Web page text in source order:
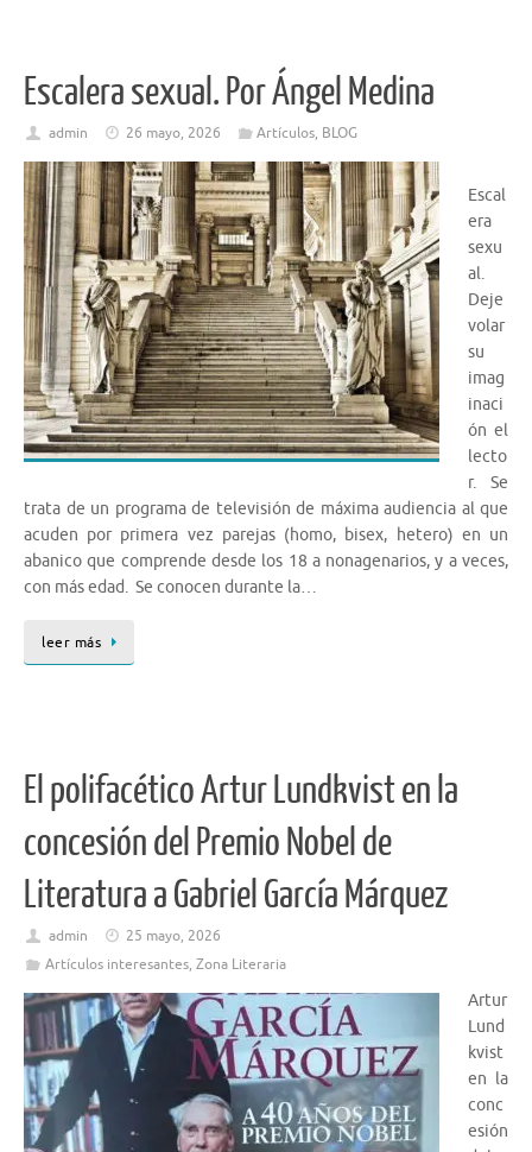
Escalera sexual. Por Ángel Medina
admin 26 mayo, 2026 Artículos, BLOG
Escal
era
sexu
al.
Deje
volar
su
imag
inaci
ón el
lecto
r. Se
trata de un programa de televisión de máxima audiencia al que
acuden por primera vez parejas (homo, bisex, hetero) en un
abanico que comprende desde los 18 a nonagenarios, y a veces,
con más edad. Se conocen durante la…
leer más
El polifacético Artur Lundkvist en la
concesión del Premio Nobel de
Literatura a Gabriel García Márquez
admin
25 mayo, 2026
Artículos interesantes, Zona Literaria
Artur
Lund
kvist
en la
conc
esión